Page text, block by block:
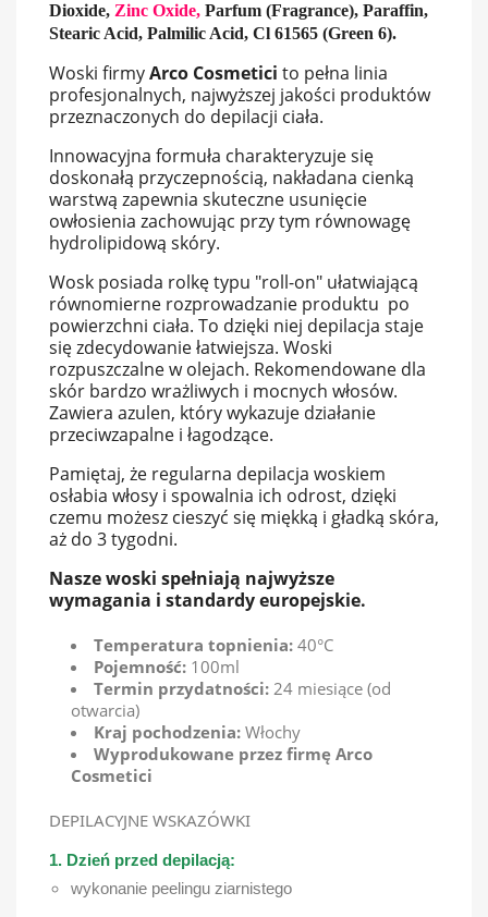
Dioxide, Zinc Oxide, Parfum (Fragrance), Paraffin,
Stearic Acid, Palmilic Acid, Cl 61565 (Green 6).
Woski firmyArco Cosmetici to pełna linia
profesjonalnych, najwyższej jakości produktów
przeznaczonych do depilacji ciała.
Innowacyjna formuła charakteryzuje się
doskonałą przyczepnością, nakładana cienką
warstwą zapewnia skuteczne usunięcie
owłosienia zachowując przy tym równowagę
hydrolipidową skóry.
Wosk posiada rolkę typu "roll-on" ułatwiającą
równomierne rozprowadzanie produktu po
powierzchni ciała. To dzięki niej depilacja staje
się zdecydowanie łatwiejsza. Woski
rozpuszczalne w olejach. Rekomendowane dla
skór bardzo wrażliwych i mocnych włosów.
Zawiera azulen, który wykazuje działanie
przeciwzapalne i łagodzące.
Pamiętaj, że regularna depilacja woskiem
osłabia włosy i spowalnia ich odrost, dzięki
czemu możesz cieszyć się miękką i gładką skóra,
aż do 3 tygodni.
Nasze woski spełniają najwyższe
wymagania i standardy europejskie.
Temperatura topnienia: 40°C
Pojemność: 100ml
Termin przydatności: 24 miesiące (od
otwarcia)
Kraj pochodzenia: Włochy
Wyprodukowane przez firmę Arco
Cosmetici
DEPILACYJNE WSKAZÓWKI
1. Dzień przed depilacją:
wykonanie peelingu ziarnistego